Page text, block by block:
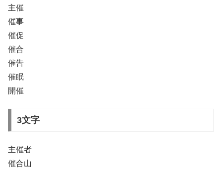
主催
催事
催促
催合
催告
催眠
開催
3文字
主催者
催合山